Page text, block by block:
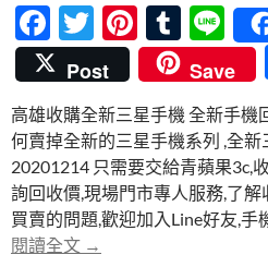
F
ac
e
b
o
o
k
T
w
itt
er
Pi
nt
er
es
t
T
u
m
bl
r
Li
n
e
Post
Save
高雄收購全新三星手機 全新手機
何賣掉全新的三星手機系列 ,全
20201214 只需要交給青蘋果3c,
詢回收價,現場門市專人服務,了
買賣的問題,歡迎加入Line好友,手
閱讀全文 【SAMSUNG】高雄收
→